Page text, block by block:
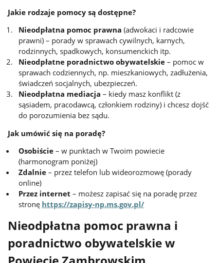
Jakie rodzaje pomocy są dostępne?
Nieodpłatna pomoc prawna (adwokaci i radcowie
prawni) – porady w sprawach cywilnych, karnych,
rodzinnych, spadkowych, konsumenckich itp.
Nieodpłatne poradnictwo obywatelskie– pomoc w
sprawach codziennych, np. mieszkaniowych, zadłużenia,
świadczeń socjalnych, ubezpieczeń.
Nieodpłatna mediacja – kiedy masz konflikt (z
sąsiadem, pracodawcą, członkiem rodziny) i chcesz dojść
do porozumienia bez sądu.
Jak umówić się na poradę?
Osobiście– w punktach w Twoim powiecie
(harmonogram poniżej)
Zdalnie– przez telefon lub wideorozmowę (porady
online)
Przez internet – możesz zapisać się na poradę przez
stronę https://zapisy-np.ms.gov.pl/
Nieodpłatna pomoc prawna i
poradnictwo obywatelskie w